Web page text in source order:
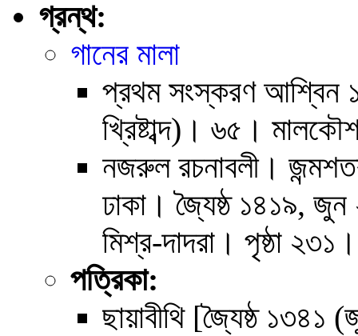
গ্রন্থ:
গানের মালা
প্রথম সংস্করণ আশ্বিন
খ্রিষ্টাব্দ)। ৬৫।
নজরুল রচনাবলী।
ঢাকা। জ্যৈষ্ঠ ১৪১৯,
মিশ্র-দাদরা । পৃষ্ঠা
পত্রিকা:
ছায়াবীথি [জ্যৈষ্ঠ